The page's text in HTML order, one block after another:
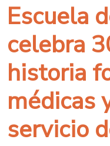
Escuela
celebra
historia
médicas
servicio